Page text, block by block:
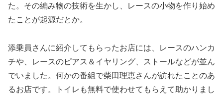
た。その編み物の技術を生かし、レースの小物を作り始め
たことが起源だとか。
添乗員さんに紹介してもらったお店には、レースのハンカ
チや、レースのピアス＆イヤリング、ストールなどが並ん
でいました。何かの番組で柴田理恵さんが訪れたことのあ
るお店です。トイレも無料で使わせてもらえて助かりまし